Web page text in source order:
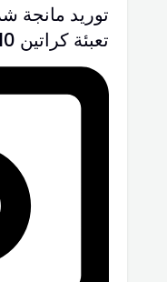
توريد مانجة
تعبئة كراتين 10 كيلو